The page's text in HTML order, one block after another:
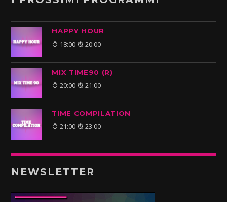
HAPPY HOUR
18:00 20:00
MIX TIME90 (R)
20:00 21:00
TIME COMPILATION
21:00 23:00
NEWSLETTER